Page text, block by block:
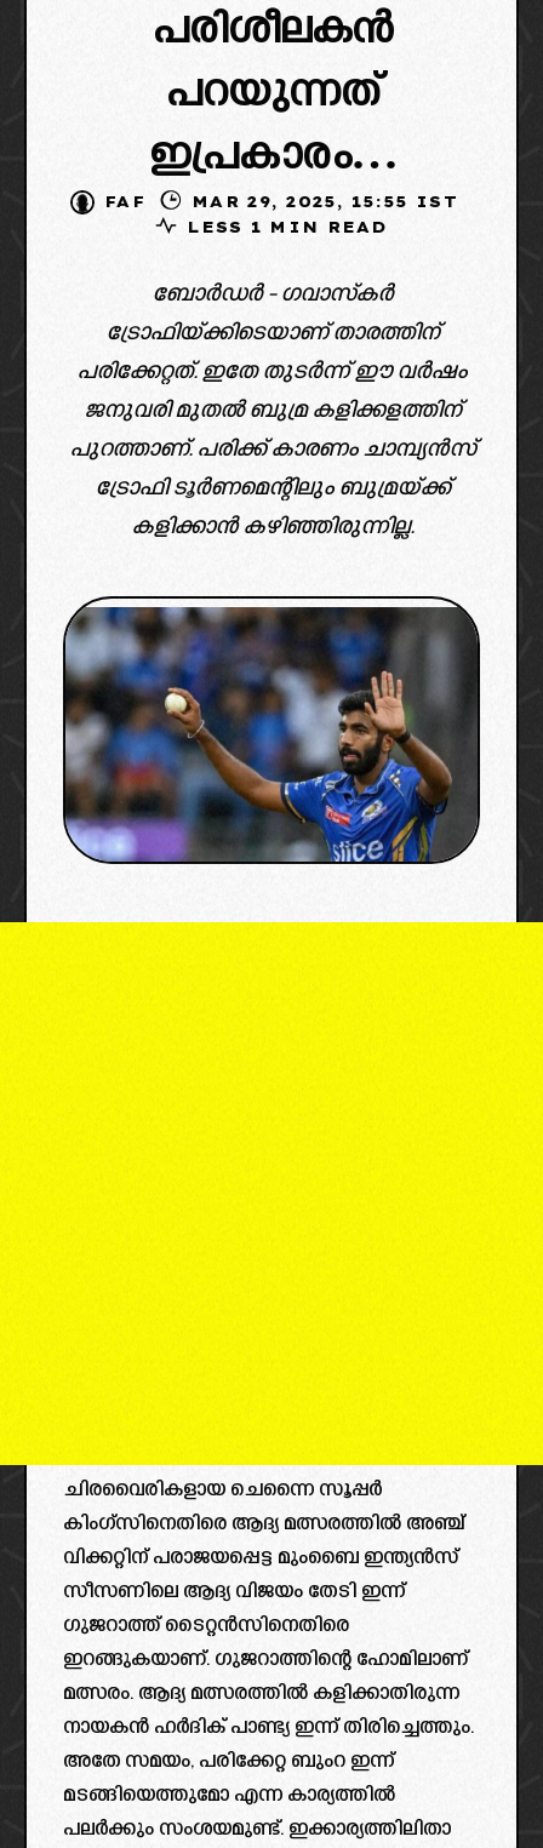
പരിശീലകൻ
പറയുന്നത്
ഇപ്രകാരം…
FAF
MAR 29, 2025, 15:55 IST
LESS 1 MIN READ
ബോര്‍ഡര്‍ - ഗവാസ്കര്‍
ട്രോഫിയ്ക്കിടെയാണ് താരത്തിന്
പരിക്കേറ്റത്. ഇതേ തുടര്‍ന്ന് ഈ വര്‍ഷം
ജനുവരി മുതൽ ബുമ്ര കളിക്കളത്തിന്
പുറത്താണ്. പരിക്ക് കാരണം ചാമ്പ്യൻസ്
ട്രോഫി ടൂര്‍ണമെന്റിലും ബുമ്രയ്ക്ക്
കളിക്കാൻ കഴിഞ്ഞിരുന്നില്ല.
image credit: ipl, mumbai indians
ചിരവൈരികളായ ചെന്നൈ സൂപ്പർ
കിംഗ്സിനെതിരെ ആദ്യ മത്സരത്തിൽ അഞ്ച്
വിക്കറ്റിന് പരാജയപ്പെട്ട മുംബൈ ഇന്ത്യൻസ്
സീസണിലെ ആദ്യ വിജയം തേടി ഇന്ന്
ഗുജറാത്ത് ടൈറ്റൻസിനെതിരെ
ഇറങ്ങുകയാണ്. ഗുജറാത്തിന്റെ ഹോമിലാണ്
മത്സരം. ആദ്യ മത്സരത്തിൽ കളിക്കാതിരുന്ന
നായകൻ ഹർദിക് പാണ്ട്യ ഇന്ന് തിരിച്ചെത്തും.
അതേ സമയം, പരിക്കേറ്റ ബുംറ ഇന്ന്
മടങ്ങിയെത്തുമോ എന്ന കാര്യത്തിൽ
പലർക്കും സംശയമുണ്ട്. ഇക്കാര്യത്തിലിതാ